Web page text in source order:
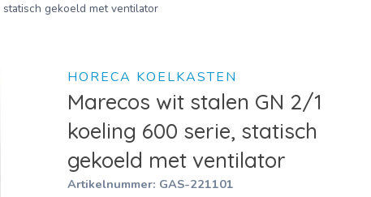
gekoeld met ventilator
HORECA KOELKASTEN
Marecos wit stalen GN 2/1
koeling 600 serie, statisch
gekoeld met ventilator
Artikelnummer: GAS-221101